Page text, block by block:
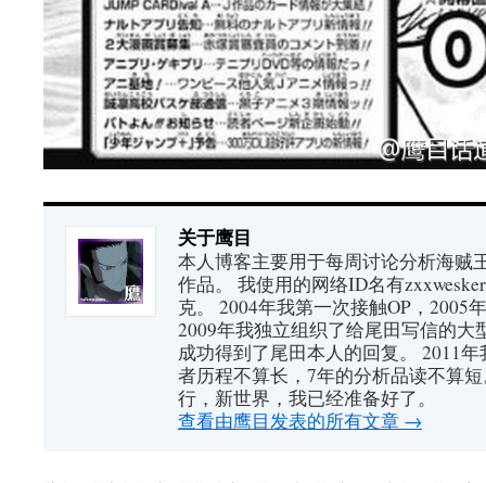
关于鹰目
本人博客主要用于每周讨论分析海贼
作品。 我使用的网络ID名有
克。 2004年我第一次接触OP，2005
2009年我独立组织了给尾田写信的大
成功得到了尾田本人的回复。 2011
者历程不算长，7年的分析品读不算
行，新世界，我已经准备好了。
查看由鹰目发表的所有文章 →